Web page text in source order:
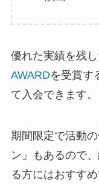
優れた実績を残
AWARDを受賞す
て入会できます。
期間限定で活動
ン」もあるので
る方にはおすすめ